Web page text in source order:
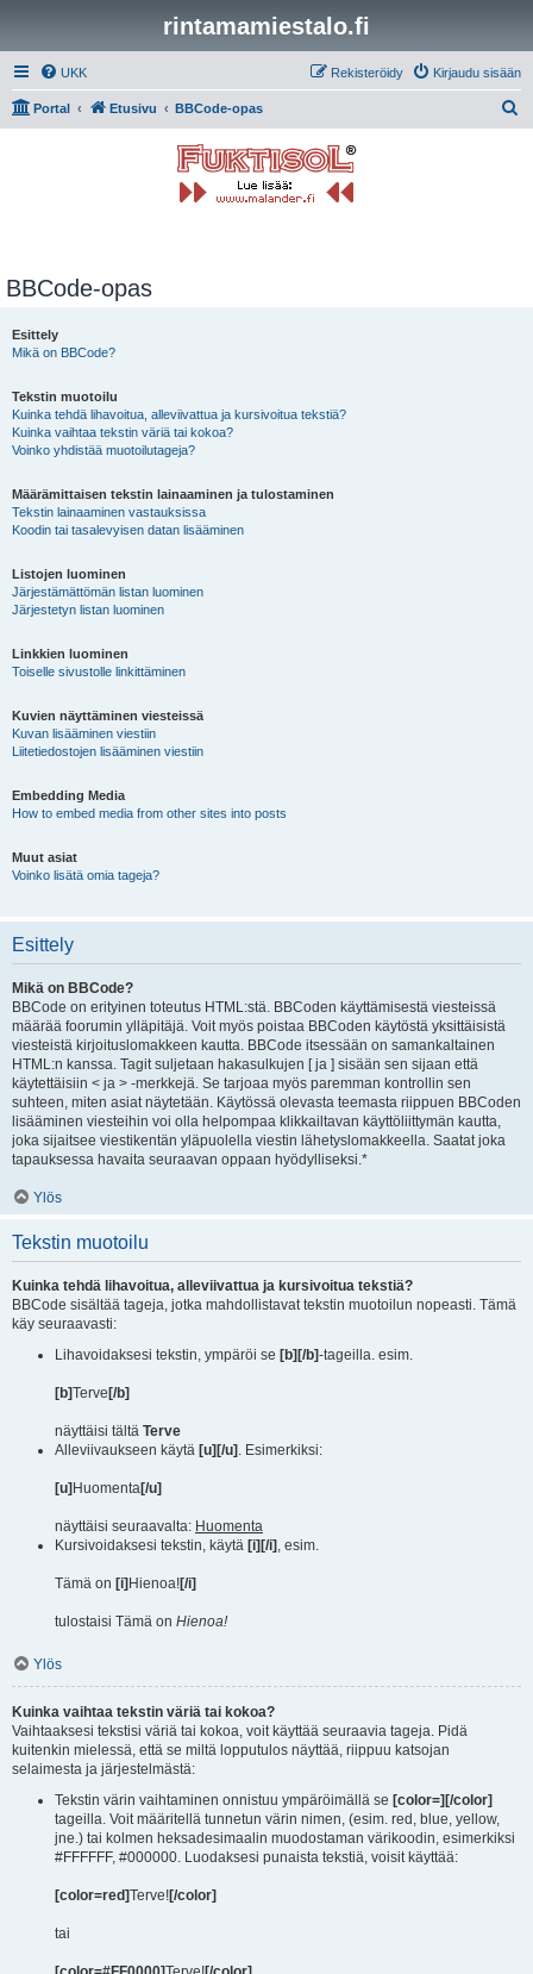
rintamamiestalo.fi
UKK Kirjaudu sisään
Rekisteröidy
Portal Etusivu BBCode-opas
BBCode-opas
Esittely
Mikä on BBCode?
Tekstin muotoilu
Kuinka tehdä lihavoitua, alleviivattua ja kursivoitua tekstiä?
Kuinka vaihtaa tekstin väriä tai kokoa?
Voinko yhdistää muotoilutageja?
Määrämittaisen tekstin lainaaminen ja tulostaminen
Tekstin lainaaminen vastauksissa
Koodin tai tasalevyisen datan lisääminen
Listojen luominen
Järjestämättömän listan luominen
Järjestetyn listan luominen
Linkkien luominen
Toiselle sivustolle linkittäminen
Kuvien näyttäminen viesteissä
Kuvan lisääminen viestiin
Liitetiedostojen lisääminen viestiin
Embedding Media
How to embed media from other sites into posts
Muut asiat
Voinko lisätä omia tageja?
Esittely
Mikä on BBCode?
BBCode on erityinen toteutus HTML:stä. BBCoden käyttämisestä viesteissä
määrää foorumin ylläpitäjä. Voit myös poistaa BBCoden käytöstä yksittäisistä
viesteistä kirjoituslomakkeen kautta. BBCode itsessään on samankaltainen
HTML:n kanssa. Tagit suljetaan hakasulkujen [ ja ] sisään sen sijaan että
käytettäisiin < ja > -merkkejä. Se tarjoaa myös paremman kontrollin sen
suhteen, miten asiat näytetään. Käytössä olevasta teemasta riippuen BBCoden
lisääminen viesteihin voi olla helpompaa klikkailtavan käyttöliittymän kautta,
joka sijaitsee viestikentän yläpuolella viestin lähetyslomakkeella. Saatat joka
tapauksessa havaita seuraavan oppaan hyödylliseksi.*
Ylös
Tekstin muotoilu
Kuinka tehdä lihavoitua, alleviivattua ja kursivoitua tekstiä?
BBCode sisältää tageja, jotka mahdollistavat tekstin muotoilun nopeasti. Tämä
käy seuraavasti:
Lihavoidaksesi tekstin, ympäröi se [b][/b]-tageilla. esim.
[b]Terve[/b]
näyttäisi tältä Terve
Alleviivaukseen käytä [u][/u] . Esimerkiksi:
[u]Huomenta[/u]
näyttäisi seuraavalta: Huomenta
Kursivoidaksesi tekstin, käytä [i][/i] , esim.
Tämä on [i]Hienoa![/i]
tulostaisi Tämä on Hienoa!
Ylös
Kuinka vaihtaa tekstin väriä tai kokoa?
Vaihtaaksesi tekstisi väriä tai kokoa, voit käyttää seuraavia tageja. Pidä
kuitenkin mielessä, että se miltä lopputulos näyttää, riippuu katsojan
selaimesta ja järjestelmästä:
Tekstin värin vaihtaminen onnistuu ympäröimällä se [color=][/color]
tageilla. Voit määritellä tunnetun värin nimen, (esim. red, blue, yellow,
jne.) tai kolmen heksadesimaalin muodostaman värikoodin, esimerkiksi
#FFFFFF, #000000. Luodaksesi punaista tekstiä, voisit käyttää:
[color=red]Terve![/color]
tai